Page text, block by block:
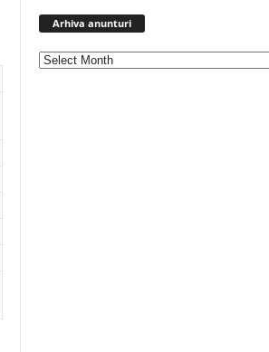
Arhiva anunturi